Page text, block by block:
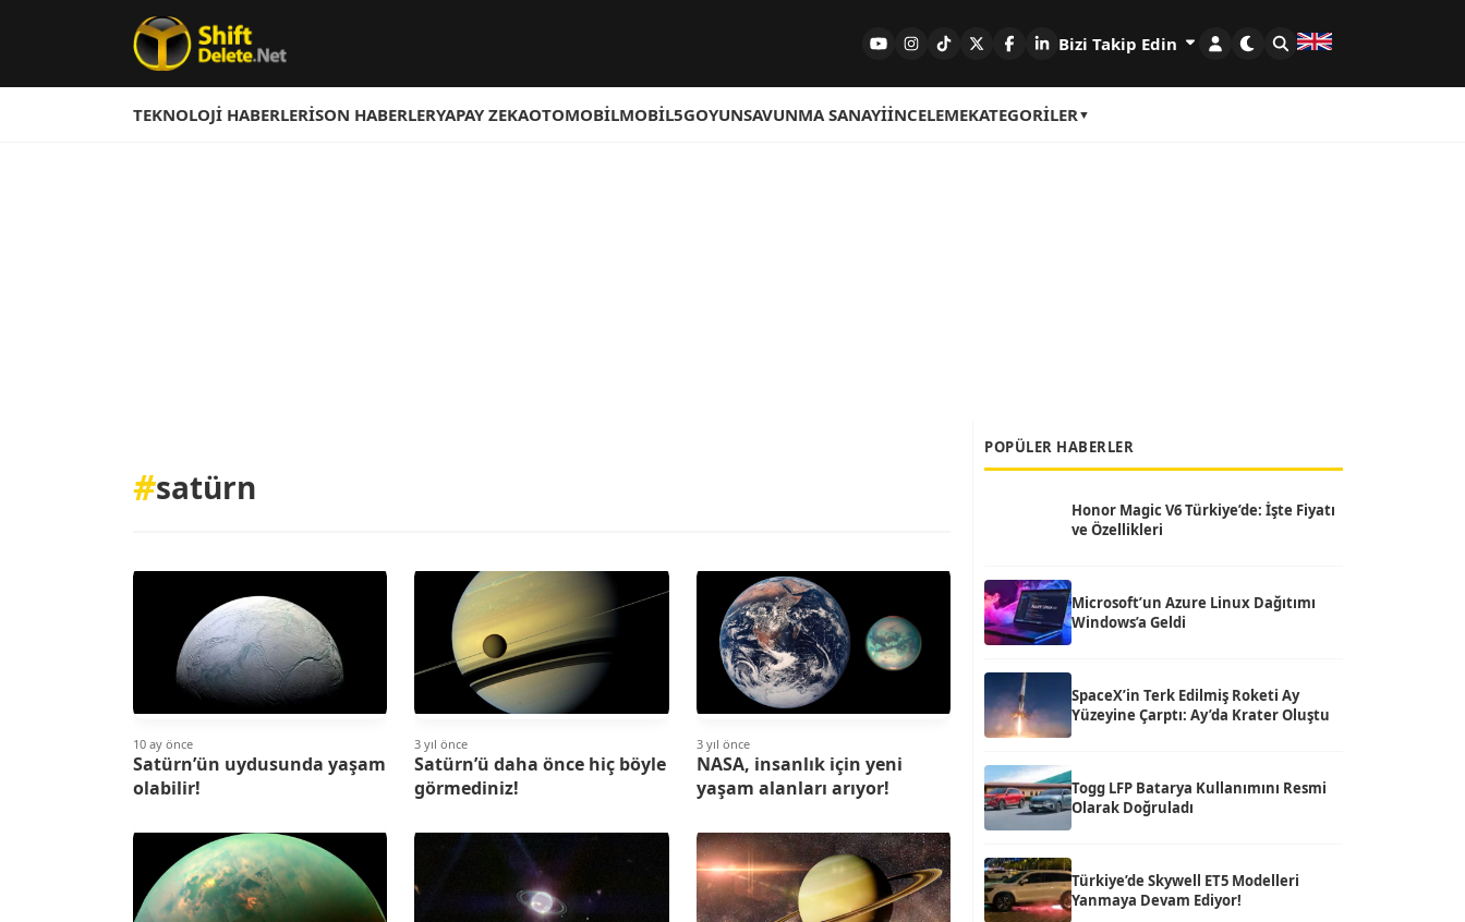
Bizi Takip Edin
TEKNOLOJI HABERLERISON HABERLERYAPAY ZEKAOTOMOBILMOBIL5GOYUNSAVUNMA SANAYIİNCELEMEKATEGORILER
#satürn
10 ay önce
Satürn’ün uydusunda yaşam
olabilir!
3 yıl önce
Satürn’ü daha önce hiç böyle
görmediniz!
3 yıl önce
NASA, insanlık için yeni
yaşam alanları arıyor!
POPÜLER HABERLER
Honor Magic V6 Türkiye’de: İşte Fiyatı
ve Özellikleri
Microsoft’un Azure Linux Dağıtımı
Windows’a Geldi
SpaceX’in Terk Edilmiş Roketi Ay
Yüzeyine Çarptı: Ay’da Krater Oluştu
Togg LFP Batarya Kullanımını Resmi
Olarak Doğruladı
Türkiye’de Skywell ET5 Modelleri
Yanmaya Devam Ediyor!